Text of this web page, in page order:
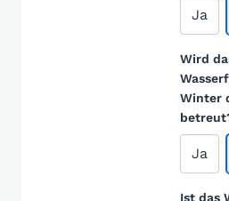
Ja
Wird
Winter
Ja
Ist das